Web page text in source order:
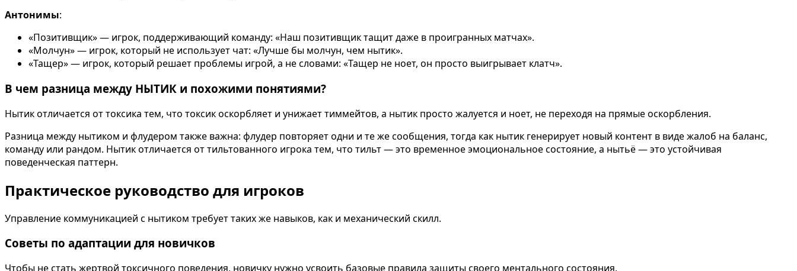
Антонимы:
«Позитивщик» — игрок, поддерживающий команду: «Наш позитивщик тащит даже в проигранных матчах».
«Молчун» — игрок, который не использует чат: «Лучше бы молчун, чем нытик».
«Тащер» — игрок, который решает проблемы игрой, а не словами: «Тащер не ноет, он просто выигрывает клатч».
В чем разница между НЫТИК и похожими понятиями?
Нытик отличается от токсика тем, что токсик оскорбляет и унижает тиммейтов, а нытик просто жалуется и ноет, не переходя на прямые оскорбления.
Разница между нытиком и флудером также важна: флудер повторяет одни и те же сообщения, тогда как нытик генерирует новый контент в виде жалоб на баланс,
команду или рандом. Нытик отличается от тильтованного игрока тем, что тильт — это временное эмоциональное состояние, а нытьё — это устойчивая
поведенческая паттерн.
Практическое руководство для игроков
Управление коммуникацией с нытиком требует таких же навыков, как и механический скилл.
Советы по адаптации для новичков
Чтобы не стать жертвой токсичного поведения, новичку нужно усвоить базовые правила защиты своего ментального состояния.